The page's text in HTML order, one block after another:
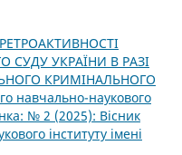
СУДУ УКРАЇНИ В РАЗІ
КРИМІНАЛЬНОГО
навчально-наукового
№ 2 (2025): Вісник
інституту імені